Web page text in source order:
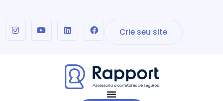
Crie seu site